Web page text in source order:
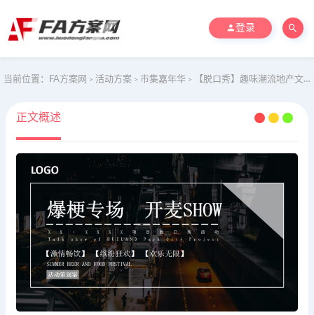
登录
当前位置： FA方案网 > 活动方案 > 市集嘉年华 > 【脱口秀】趣味潮流地产文艺演出活动策划方案
正文概述